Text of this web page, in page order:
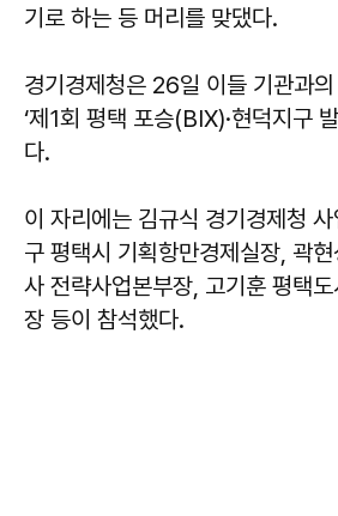
기로 하는 등 머리를 맞댔다.
경기경제청은 26일 이들 기관과
‘제1회 평택 포승(BIX)·현덕지구
다.
이 자리에는 김규식 경기경제청
구 평택시 기획항만경제실장, 곽
사 전략사업본부장, 고기훈 평택
장 등이 참석했다.